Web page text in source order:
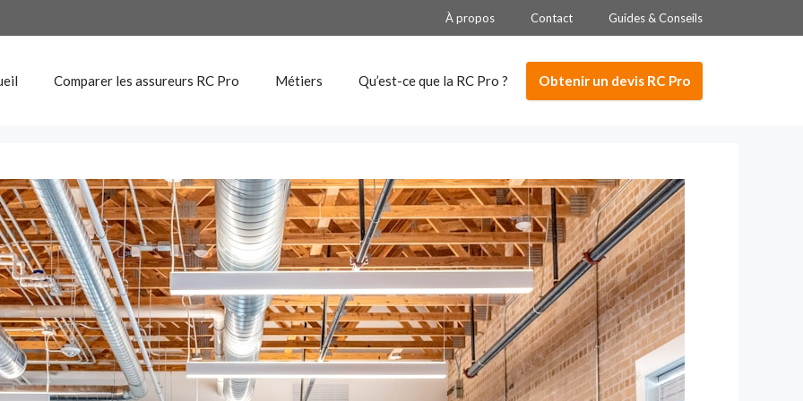
À propos Contact Guides & Conseils
Comparer les assureurs RC Pro Métiers Qu’est-ce que la RC Pro ? Obtenir un devis RC Pro